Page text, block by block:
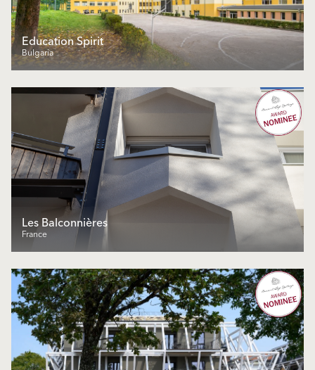
Education Spirit
Bulgaria
Les Balconnières
France